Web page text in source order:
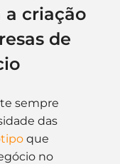
a criação
de
sempre
das
que
no